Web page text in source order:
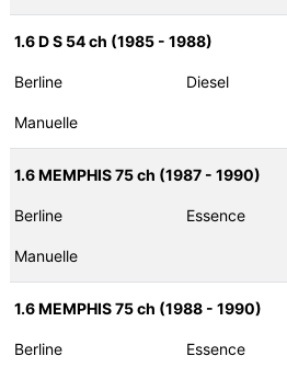
1.6 D S 54 ch (1985 - 1988)
Berline Diesel
Manuelle
1.6 MEMPHIS 75 ch (1987 - 1990)
Berline Essence
Manuelle
1.6 MEMPHIS 75 ch (1988 - 1990)
Berline Essence